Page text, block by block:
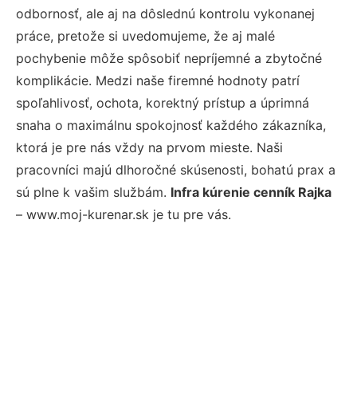
odbornosť, ale aj na dôslednú kontrolu vykonanej
práce, pretože si uvedomujeme, že aj malé
pochybenie môže spôsobiť nepríjemné a zbytočné
komplikácie. Medzi naše firemné hodnoty patrí
spoľahlivosť, ochota, korektný prístup a úprimná
snaha o maximálnu spokojnosť každého zákazníka,
ktorá je pre nás vždy na prvom mieste. Naši
pracovníci majú dlhoročné skúsenosti, bohatú prax a
sú plne k vašim službám. Infra kúrenie cenník Rajka
– www.moj-kurenar.sk je tu pre vás.